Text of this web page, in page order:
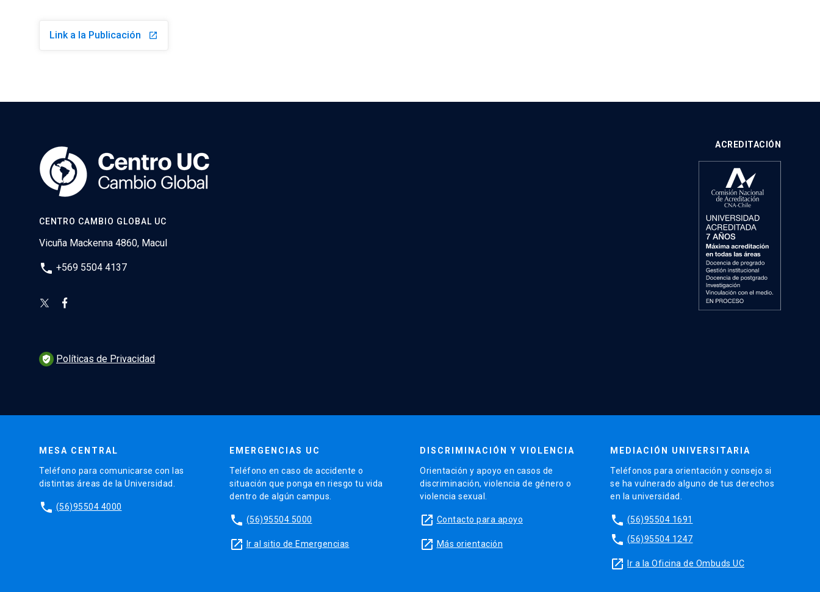
Link a la Publicación launch
CENTRO CAMBIO GLOBAL UC
Vicuña Mackenna 4860, Macul
phone +569 5504 4137
ACREDITACIÓN
verified_user Políticas de Privacidad
MESA CENTRAL
Teléfono para comunicarse con las
distintas áreas de la Universidad.
phone (56)95504 4000
EMERGENCIAS UC
Teléfono en caso de accidente o
situación que ponga en riesgo tu vida
dentro de algún campus.
phone (56)95504 5000
launch Ir al sitio de Emergencias
DISCRIMINACIÓN Y VIOLENCIA
Orientación y apoyo en casos de
discriminación, violencia de género o
violencia sexual.
launch Contacto para apoyo
launch Más orientación
MEDIACIÓN UNIVERSITARIA
Teléfonos para orientación y consejo si
se ha vulnerado alguno de tus derechos
en la universidad.
phone (56)95504 1691
phone (56)95504 1247
launch Ir a la Oficina de Ombuds UC